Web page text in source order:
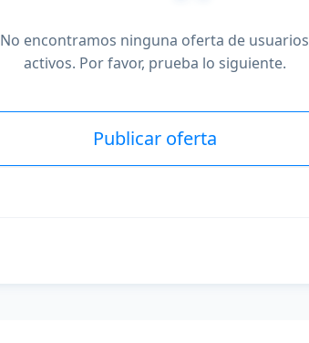
No encontramos ninguna oferta de usuarios
activos. Por favor, prueba lo siguiente.
Publicar oferta